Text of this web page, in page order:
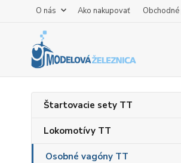
O nás Ako nakupovať
Štartovacie sety TT
Lokomotívy TT
Osobné vagóny TT